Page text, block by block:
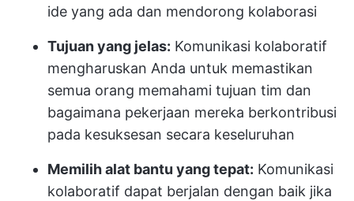
ide yang ada dan mendorong kolaborasi
Tujuan yang jelas: Komunikasi kolaboratif
mengharuskan Anda untuk memastikan
semua orang memahami tujuan tim dan
bagaimana pekerjaan mereka berkontribusi
pada kesuksesan secara keseluruhan
Memilih alat bantu yang tepat: Komunikasi
kolaboratif dapat berjalan dengan baik jika